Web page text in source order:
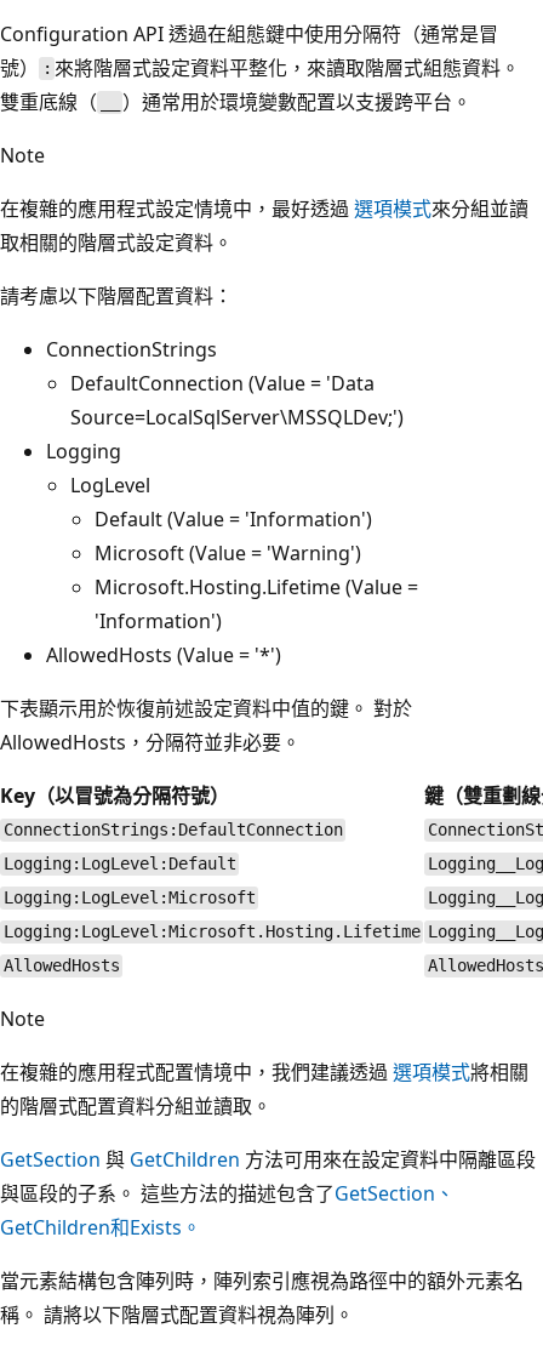
Configuration API 透過在組態鍵中使用分隔符（通常是冒
號）
: 來將階層式設定資料平整化，來讀取階層式組態資料。
雙重底線（
）通常用於環境變數配置以支援跨平台。
Note
在複雜的應用程式設定情境中，最好透過選項模式來分組並讀
取相關的階層式設定資料。
請考慮以下階層配置資料：
ConnectionStrings
DefaultConnection (Value = 'Data
Source=LocalSqlServer\MSSQLDev;')
Logging
LogLevel
Default (Value = 'Information')
Microsoft (Value = 'Warning')
Microsoft.Hosting.Lifetime (Value =
'Information')
AllowedHosts (Value = '*')
下表顯示用於恢復前述設定資料中值的鍵。 對於
AllowedHosts，分隔符並非必要。
Key（以冒號為分隔符號）
鍵（雙重劃
ConnectionStrings:DefaultConnection
Logging:LogLevel:Default
Logging:LogLevel:Microsoft
Logging:LogLevel:Microsoft.Hosting.Lifetime
AllowedHosts
AllowedHosts
Note
在複雜的應用程式配置情境中，我們建議透過選項模式將相關
的階層式配置資料分組並讀取。
GetSection 與 GetChildren 方法可用來在設定資料中隔離區段
與區段的子系。 這些方法的描述包含了GetSection 、
GetChildren和Exists 。
當元素結構包含陣列時，陣列索引應視為路徑中的額外元素名
稱。 請將以下階層式配置資料視為陣列。